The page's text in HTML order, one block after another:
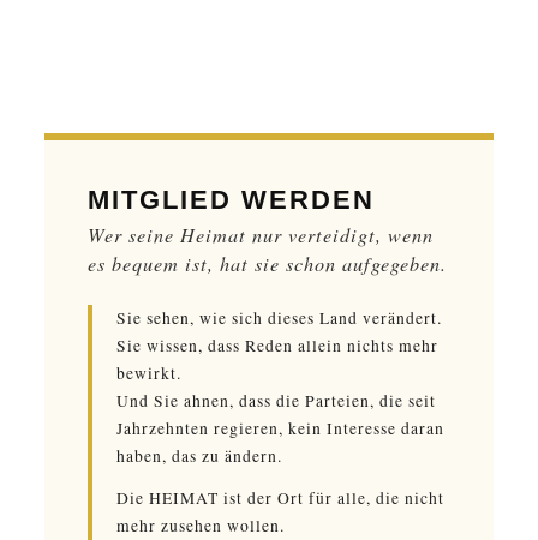
MITGLIED WERDEN
Wer seine Heimat nur verteidigt, wenn
es bequem ist, hat sie schon aufgegeben.
Sie sehen, wie sich dieses Land verändert.
Sie wissen, dass Reden allein nichts mehr
bewirkt.
Und Sie ahnen, dass die Parteien, die seit
Jahrzehnten regieren, kein Interesse daran
haben, das zu ändern.
Die HEIMAT ist der Ort für alle, die nicht
mehr zusehen wollen.